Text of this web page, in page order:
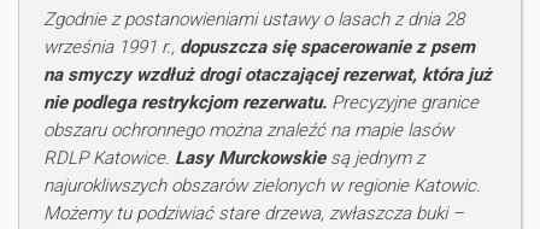
Zgodnie z postanowieniami ustawy o lasach z dnia 28
września 1991 r., dopuszcza się spacerowanie z psem
na smyczy wzdłuż drogi otaczającej rezerwat, która już
nie podlega restrykcjom rezerwatu. Precyzyjne granice
obszaru ochronnego można znaleźć na mapie lasów
RDLP Katowice. Lasy Murckowskiesą jednym z
najurokliwszych obszarów zielonych w regionie Katowic.
Możemy tu podziwiać stare drzewa, zwłaszcza buki –